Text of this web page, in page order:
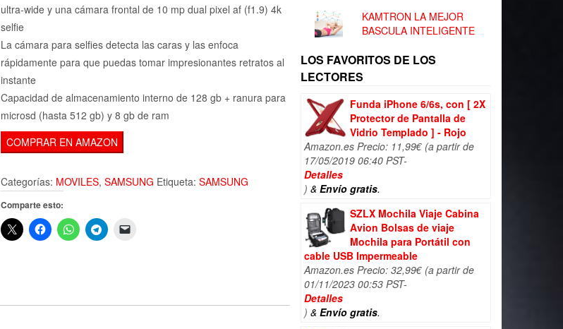
ultra-wide y una cámara frontal de 10 mp dual pixel af (f1.9) 4k
selfie
La cámara para selfies detecta las caras y las enfoca
rápidamente para que puedas tomar impresionantes retratos al
instante
Capacidad de almacenamiento interno de 128 gb + ranura para
microsd (hasta 512 gb) y 8 gb de ram
COMPRAR EN AMAZON
Categorías: MOVILES, SAMSUNG Etiqueta: SAMSUNG
Comparte esto:
KAMTRON LA MEJOR
BASCULA INTELIGENTE
LOS FAVORITOS DE LOS
LECTORES
Funda iPhone 6/6s, con [ 2X
Protector de Pantalla de
Vidrio Templado ] - Rojo
Amazon.es Precio: 11,99€ (a partir de
17/05/2019 06:40 PST-
Detalles
) & Envío gratis.
SZLX Mochila Viaje Cabina
Avion Bolsas de viaje
Mochila para Portátil con
cable USB Impermeable
Amazon.es Precio: 32,99€ (a partir de
01/11/2023 00:53 PST-
Detalles
) & Envío gratis.